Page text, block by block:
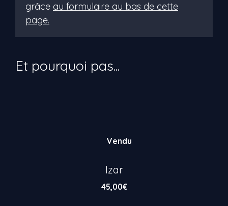
grâce au formulaire au bas de cette
page.
Vendu
Izar
45,00€